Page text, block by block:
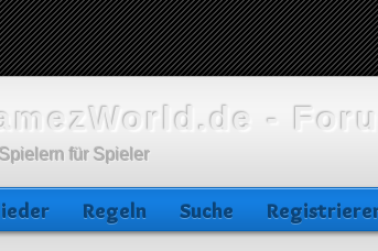
-
für Spieler
Regeln Suche